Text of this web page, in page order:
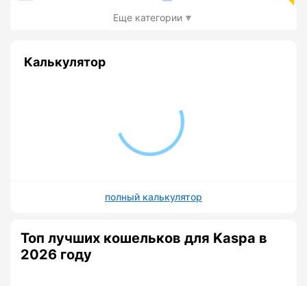
Еще категории
Калькулятор
полный калькулятор
Топ лучших кошельков для Kaspa в
2026 году